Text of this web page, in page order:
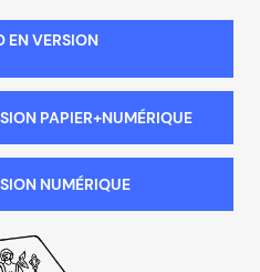
EN VERSION
PAPIER+NUMÉRIQUE
NUMÉRIQUE